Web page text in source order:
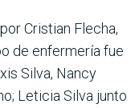
Cristian Flecha,
de enfermería fue
Silva, Nancy
Leticia Silva junto